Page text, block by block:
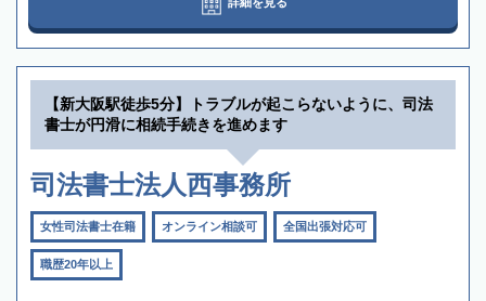
【新大阪駅徒歩5分】トラブルが起こらないように、司法
書士が円滑に相続手続きを進めます
司法書士法人西事務所
女性司法書士在籍 オンライン相談可 全国出張対応可
職歴20年以上